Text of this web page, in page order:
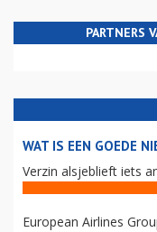
PARTNERS
WAT IS EEN GOEDE
Verzin alsjeblieft iets
European Airlines